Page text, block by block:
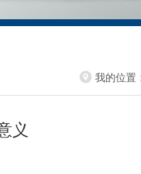
我的位置
义